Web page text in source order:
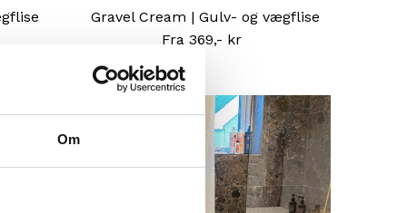
Om
Gravel Cream | Gulv- og vægflise
Normal
Fra 369,- kr